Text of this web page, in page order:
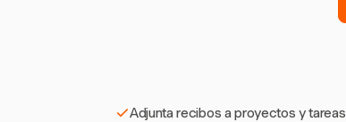
Adjunta recibos a proyectos y tareas